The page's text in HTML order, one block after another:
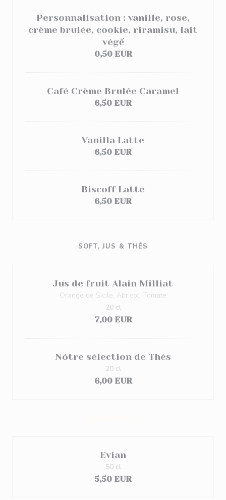
Personnalisation : vanille, rose,
crème brulée, cookie, riramisu, lait
végế
0,50 EUR
Café Crème Brulée Caramel
6,50 EUR
Vanilla Latte
6,50 EUR
Biscoff Latte
6,50 EUR
SOFT, JUS & THÉS
Jus de fruit Alain Milliat
Orange de Sicile, Abricot, Tomate
7,00 EUR
20 cl
Nótre sélection de Thés
6,00 EUR
20 cl
Evian
5,50 EUR
50 cl